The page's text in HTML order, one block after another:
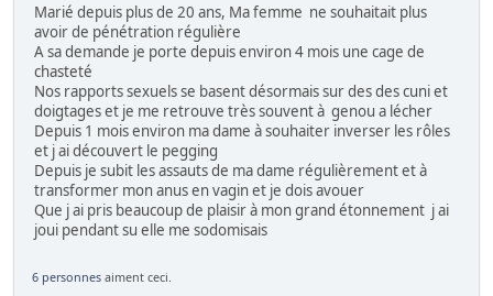
Marié depuis plus de 20 ans, Ma femme ne souhaitait plus
avoir de pénétration régulière
A sa demande je porte depuis environ 4 mois une cage de
chasteté
Nos rapports sexuels se basent désormais sur des des cuni et
doigtages et je me retrouve très souvent à genou a lécher
Depuis 1 mois environ ma dame à souhaiter inverser les rôles
et j ai découvert le pegging
Depuis je subit les assauts de ma dame régulièrement et à
transformer mon anus en vagin et je dois avouer
Que j ai pris beaucoup de plaisir à mon grand étonnement j ai
joui pendant su elle me sodomisais
6 personnes aiment ceci.